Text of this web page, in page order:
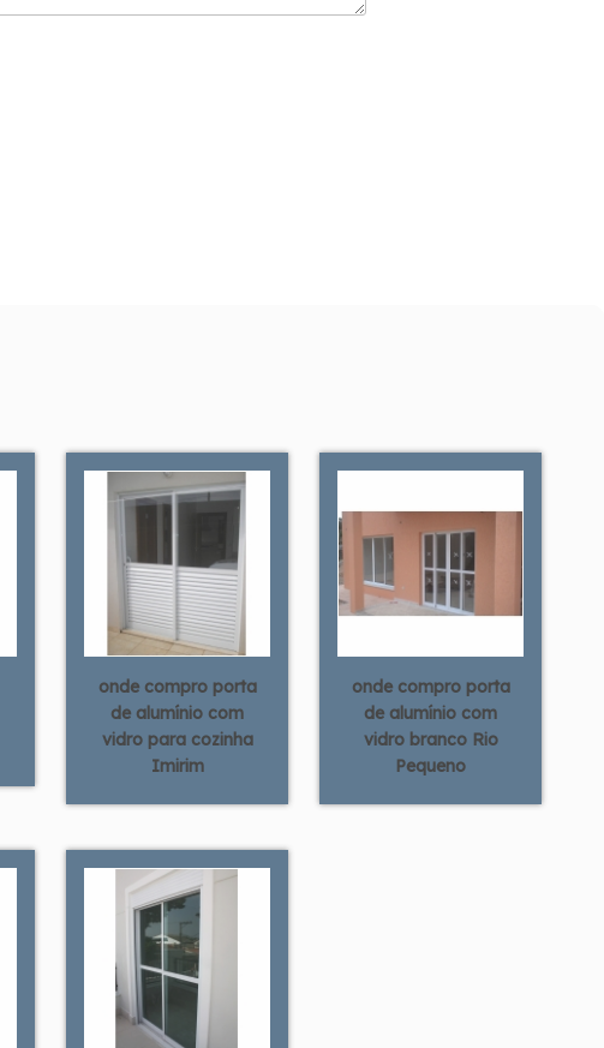
onde compro porta
de alumínio com
vidro para cozinha
Imirim
onde compro porta
de alumínio com
vidro branco Rio
Pequeno